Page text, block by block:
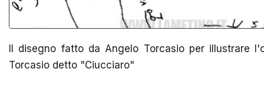
Il disegno fatto da Angelo Torcasio per illustrare
Torcasio detto "Ciucciaro"